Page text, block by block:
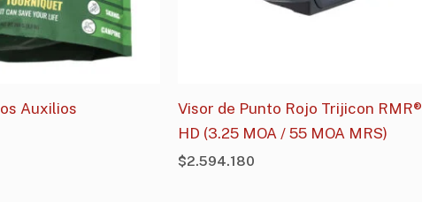
Auxilios
Visor de Punto Rojo Trijicon RMR®
HD (3.25 MOA / 55 MOA MRS)
$2.594.180